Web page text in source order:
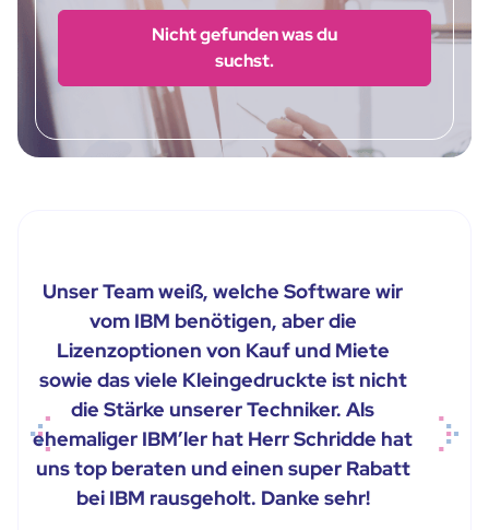
Nicht gefunden was du
suchst.
Unser Team weiß, welche Software wir
vom IBM benötigen, aber die
Lizenzoptionen von Kauf und Miete
sowie das viele Kleingedruckte ist nicht
die Stärke unserer Techniker. Als
ehemaliger IBM’ler hat Herr Schridde hat
uns top beraten und einen super Rabatt
bei IBM rausgeholt. Danke sehr!
Previous Next